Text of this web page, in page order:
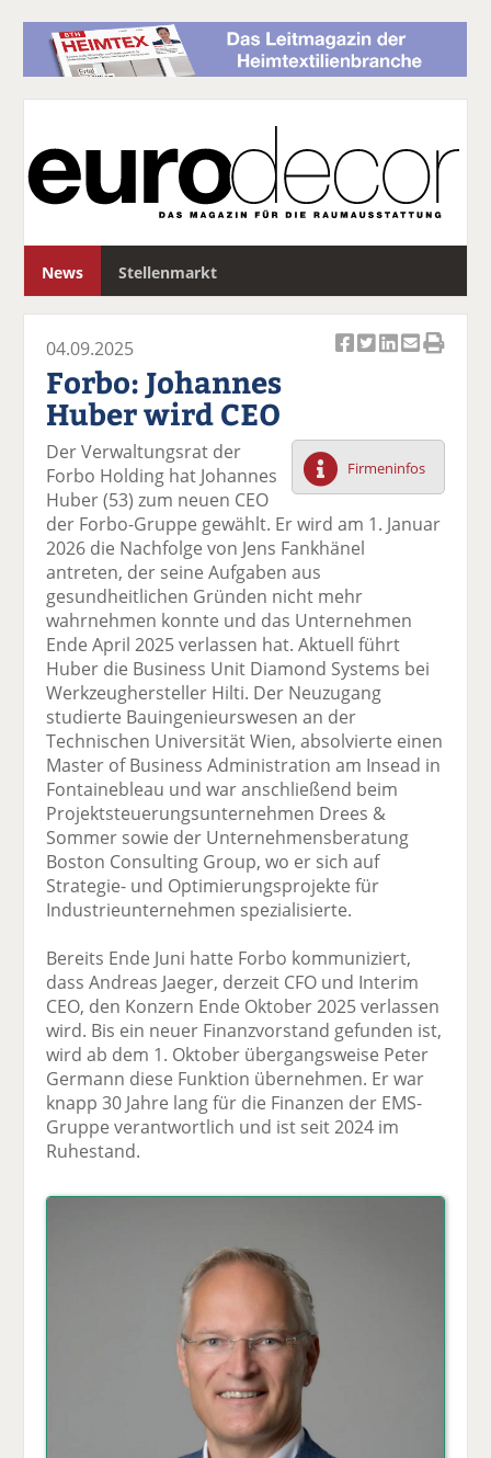
News Stellenmarkt
c
el
a
uf
ac
e
b
o
o
k
te
il
e
n
el
t
wi
tt
er
n
el
a
uf
Li
n
n
te
il
e
n
el
p
er
m
er
se
n
e
n
el
D
ru
e
04.09.2025
Forbo: Johannes
Huber wird CEO
Firmeninfos
Der Verwaltungsrat der
Forbo Holding hat Johannes
Huber (53) zum neuen CEO
der Forbo-Gruppe gewählt. Er wird am 1. Januar
2026 die Nachfolge von Jens Fankhänel
antreten, der seine Aufgaben aus
gesundheitlichen Gründen nicht mehr
wahrnehmen konnte und das Unternehmen
Ende April 2025 verlassen hat. Aktuell führt
Huber die Business Unit Diamond Systems bei
Werkzeughersteller Hilti. Der Neuzugang
studierte Bauingenieurswesen an der
Technischen Universität Wien, absolvierte einen
Master of Business Administration am Insead in
Fontainebleau und war anschließend beim
Projektsteuerungsunternehmen Drees &
Sommer sowie der Unternehmensberatung
Boston Consulting Group, wo er sich auf
Strategie- und Optimierungsprojekte für
Industrieunternehmen spezialisierte.
Bereits Ende Juni hatte Forbo kommuniziert,
dass Andreas Jaeger, derzeit CFO und Interim
CEO, den Konzern Ende Oktober 2025 verlassen
wird. Bis ein neuer Finanzvorstand gefunden ist,
wird ab dem 1. Oktober übergangsweise Peter
Germann diese Funktion übernehmen. Er war
knapp 30 Jahre lang für die Finanzen der EMS-
Gruppe verantwortlich und ist seit 2024 im
Ruhestand.